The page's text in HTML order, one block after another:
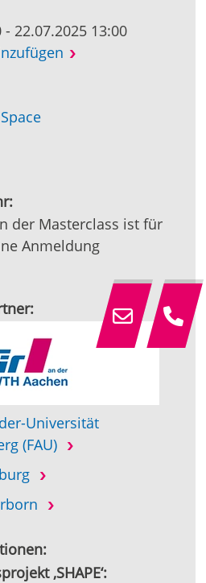
22.07.2025 13:00
der Masterclass ist für
Anmeldung
Universität
(FAU)
‚SHAPE‘: